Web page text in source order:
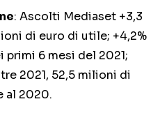
: Ascolti Mediaset +3,3
di euro di utile; +4,2%
primi 6 mesi del 2021;
2021, 52,5 milioni di
al 2020.